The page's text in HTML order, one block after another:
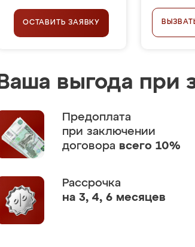
ОСТАВИТЬ ЗАЯВКУ
Ваша выгода при
Предоплата
при заключении
договора всего 10%
Рассрочка
на 3, 4, 6 месяцев